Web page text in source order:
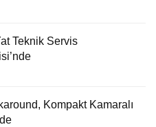
Teknik Servis
Kompakt Kamaralı